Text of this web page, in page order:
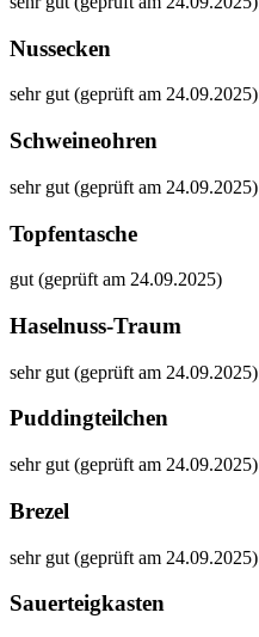
Nussecken
sehr gut (geprüft am 24.09.2025)
Schweineohren
sehr gut (geprüft am 24.09.2025)
Topfentasche
gut (geprüft am 24.09.2025)
Haselnuss-Traum
sehr gut (geprüft am 24.09.2025)
Puddingteilchen
sehr gut (geprüft am 24.09.2025)
Brezel
sehr gut (geprüft am 24.09.2025)
Sauerteigkasten